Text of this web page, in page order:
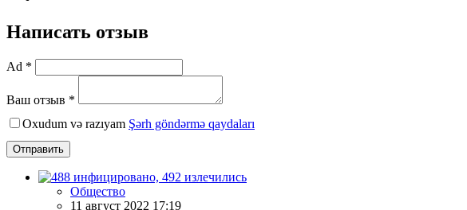
Написать отзыв
Ad *
Ваш отзыв *
Oxudum və razıyam Şərh göndərmə qaydaları
Отправить
Общество
11 август 2022 17:19